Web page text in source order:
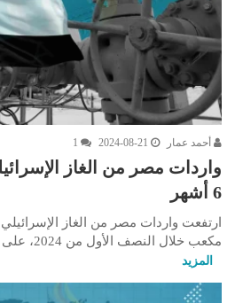
أحمد عمار 2024-08-21
1
6 أشهر
مكعب خلال النصف الأول من 2024، على أساس سنوي، لمواجهة…
المزيد